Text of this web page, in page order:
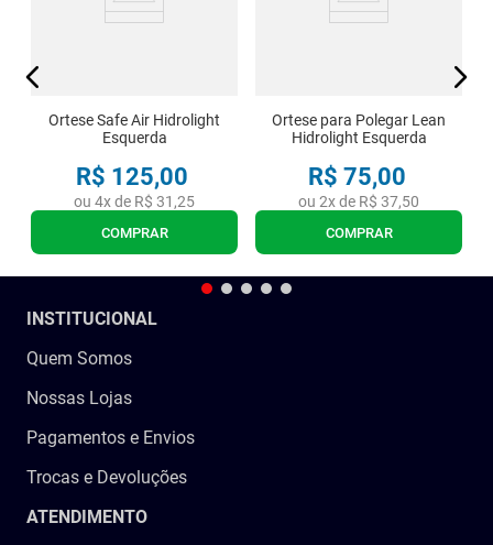
Ortese Safe Air Hidrolight
Esquerda
R$ 125,00
ou 4x de R$ 31 ,25
COMPRAR
Ortese para Polegar Lean
Hidrolight Esquerda
R$ 75,00
ou 2x de R$ 37,50
COMPRAR
INSTITUCIONAL
Quem Somos
Nossas Lojas
Pagamentos e Envios
Trocas e Devoluções
ATENDIMENTO